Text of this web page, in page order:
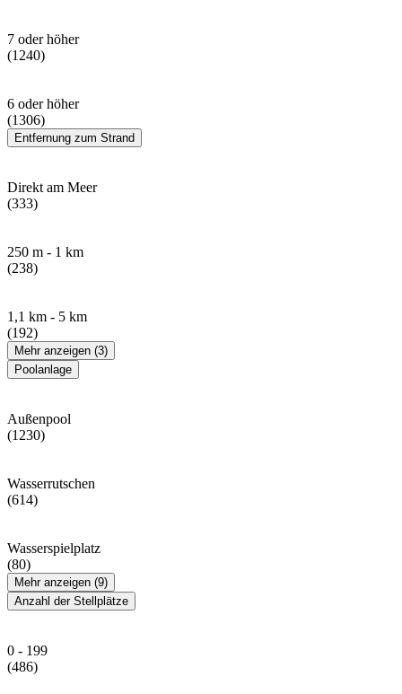
7 oder höher
(1240)
6 oder höher
(1306)
Entfernung zum Strand
Direkt am Meer
(333)
250 m - 1 km
(238)
1,1 km - 5 km
(192)
Mehr anzeigen (3)
Poolanlage
Außenpool
(1230)
Wasserrutschen
(614)
Wasserspielplatz
(80)
Mehr anzeigen (9)
Anzahl der Stellplätze
0 - 199
(486)